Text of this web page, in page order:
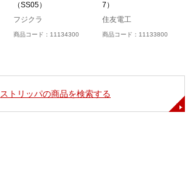
（SS05）
フジクラ
商品コード：11134300
7）
住友電工
商品コード：11133800
ストリッパの商品を検索する